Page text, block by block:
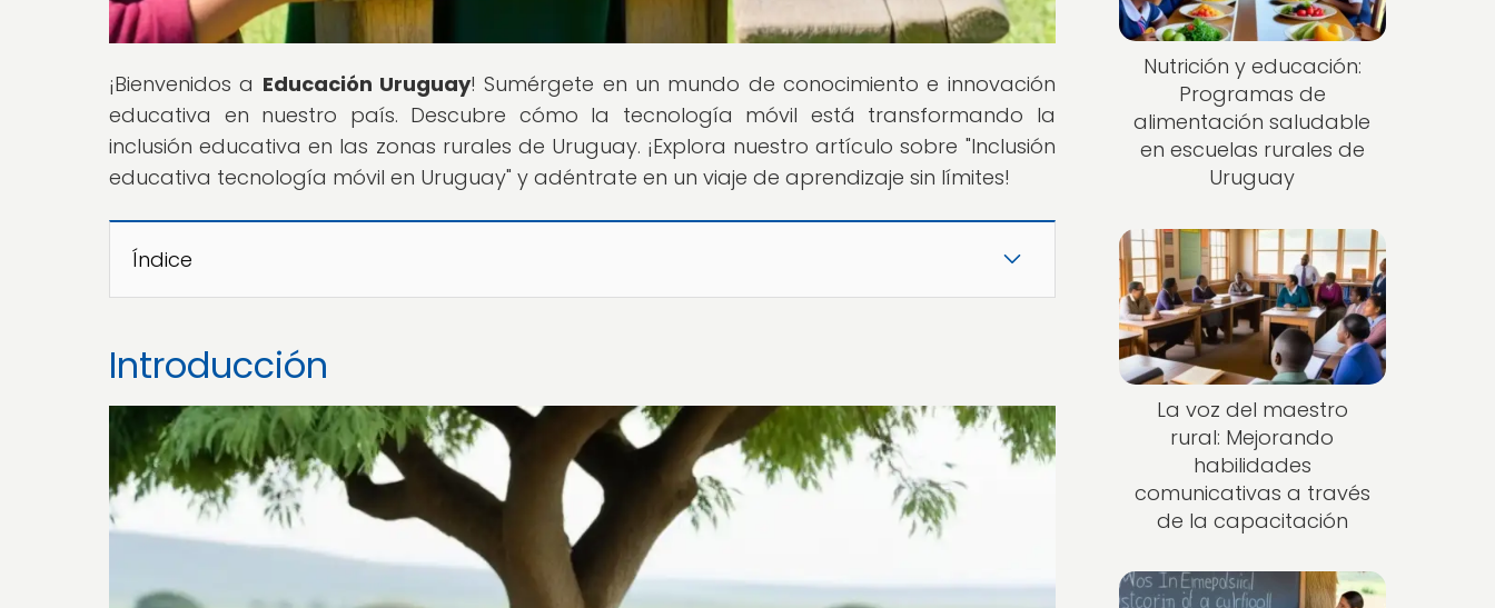
¡Bienvenidos a Educación Uruguay! Sumérgete en un mundo de conocimiento e innovación
educativa en nuestro país. Descubre cómo la tecnología móvil está transformando la
inclusión educativa en las zonas rurales de Uruguay. ¡Explora nuestro artículo sobre "Inclusión
educativa tecnología móvil en Uruguay" y adéntrate en un viaje de aprendizaje sin límites!
Índice
Introducción
Nutrición y educación:
Programas de
alimentación saludable
en escuelas rurales de
Uruguay
La voz del maestro
rural: Mejorando
habilidades
comunicativas a través
de la capacitación